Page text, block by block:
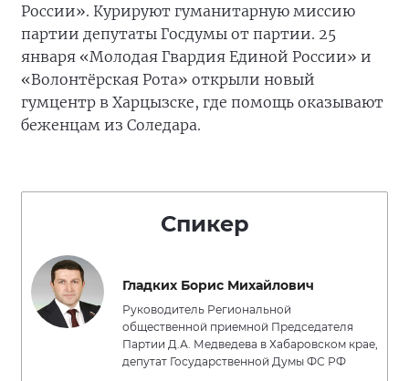
России». Курируют гуманитарную миссию
партии депутаты Госдумы от партии. 25
января «Молодая Гвардия Единой России» и
«Волонтёрская Рота» открыли новый
гумцентр в Харцызске, где помощь оказывают
беженцам из Соледара.
Спикер
Гладких Борис Михайлович
Руководитель Региональной
общественной приемной Председателя
Партии Д.А. Медведева в Хабаровском крае,
депутат Государственной Думы ФС РФ